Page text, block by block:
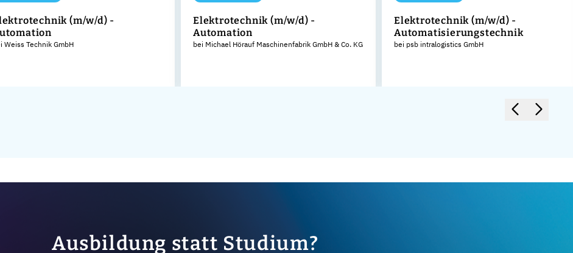
(m/w/d) -
Weiss Technik GmbH
Elektrotechnik (m/w/d) -
Automation
bei Michael Hörauf Maschinenfabrik GmbH & Co. KG
Elektrotechnik (m/w/d) -
Automatisierungstechnik
bei psb intralogistics GmbH
Ausbildung statt Studium?